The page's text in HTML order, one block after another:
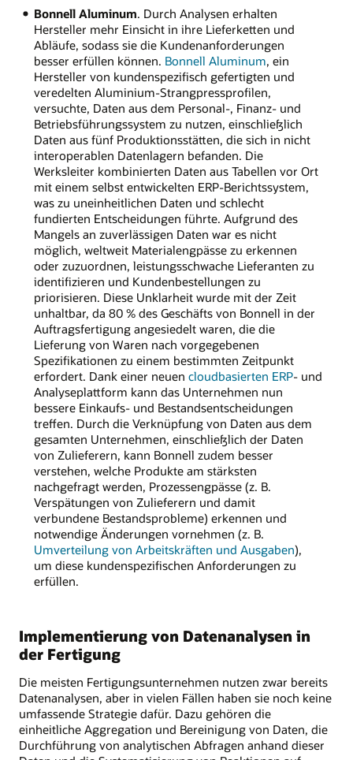
Bonnell Aluminum. Durch Analysen erhalten
Hersteller mehr Einsicht in ihre Lieferketten und
Abläufe, sodass sie die Kundenanforderungen
besser erfüllen können. Bonnell Aluminum, ein
Hersteller von kundenspezifisch gefertigten und
veredelten Aluminium-Strangpressprofilen,
versuchte, Daten aus dem Personal-, Finanz- und
Betriebsführungssystem zu nutzen, einschließlich
Daten aus fünf Produktionsstätten, die sich in nicht
interoperablen Datenlagern befanden. Die
Werksleiter kombinierten Daten aus Tabellen vor Ort
mit einem selbst entwickelten ERP-Berichtssystem,
was zu uneinheitlichen Daten und schlecht
fundierten Entscheidungen führte. Aufgrund des
Mangels an zuverlässigen Daten war es nicht
möglich, weltweit Materialengpässe zu erkennen
oder zuzuordnen, leistungsschwache Lieferanten zu
identifizieren und Kundenbestellungen zu
priorisieren. Diese Unklarheit wurde mit der Zeit
unhaltbar, da 80 % des Geschäfts von Bonnell in der
Auftragsfertigung angesiedelt waren, die die
Lieferung von Waren nach vorgegebenen
Spezifikationen zu einem bestimmten Zeitpunkt
erfordert. Dank einer neuen cloudbasierten ERP- und
Analyseplattform kann das Unternehmen nun
bessere Einkaufs- und Bestandsentscheidungen
treffen. Durch die Verknüpfung von Daten aus dem
gesamten Unternehmen, einschließlich der Daten
von Zulieferern, kann Bonnell zudem besser
verstehen, welche Produkte am stärksten
nachgefragt werden, Prozessengpässe (z. B.
Verspätungen von Zulieferern und damit
verbundene Bestandsprobleme) erkennen und
notwendige Änderungen vornehmen (z. B.
Umverteilung von Arbeitskräften und Ausgaben),
um diese kundenspezifischen Anforderungen zu
erfüllen.
Implementierung von Datenanalysen in
der Fertigung
Die meisten Fertigungsunternehmen nutzen zwar bereits
Datenanalysen, aber in vielen Fällen haben sie noch keine
umfassende Strategie dafür. Dazu gehören die
einheitliche Aggregation und Bereinigung von Daten, die
Durchführung von analytischen Abfragen anhand dieser